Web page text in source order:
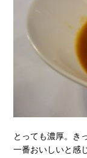
とっても濃厚。き
一番おいしいと感